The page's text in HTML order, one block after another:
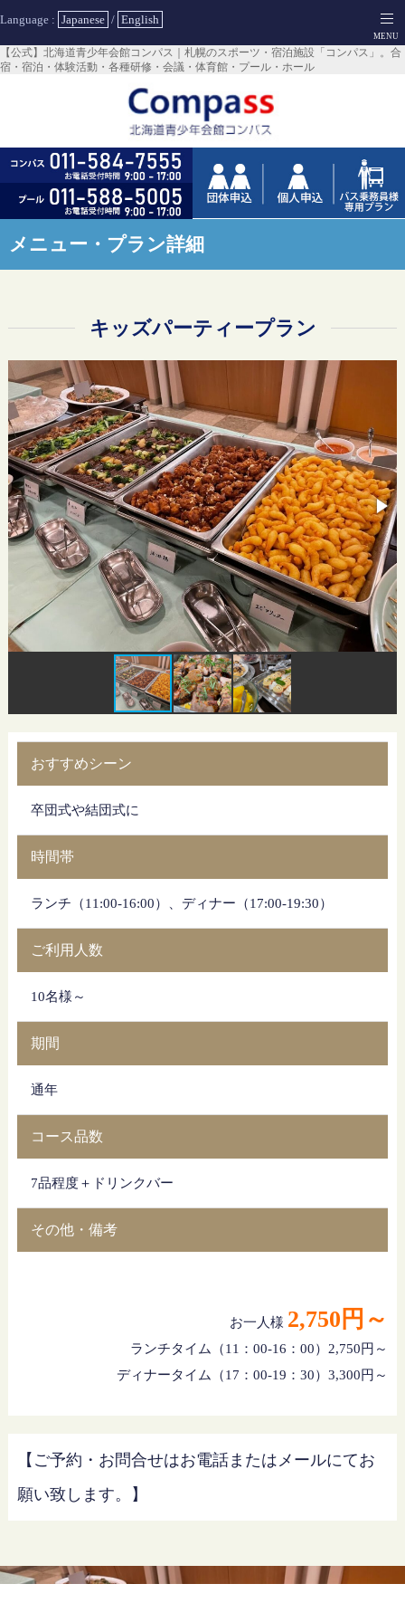
【公式】北海道青少年会館コンパス｜札幌のスポーツ・宿泊施設「コンパス」。合
宿・宿泊・体験活動・各種研修・会議・体育館・プール・ホール
Language : Japanese / English
メニュー・プラン詳細
キッズパーティープラン
おすすめシーン
卒団式や結団式に
時間帯
ランチ（11:00-16:00）、ディナー（17:00-19:30）
ご利用人数
10名様～
期間
通年
コース品数
7品程度＋ドリンクバー
その他・備考
お一人様 2,750円～
ランチタイム（11：00-16：00）2,750円～
ディナータイム（17：00-19：30）3,300円～
【ご予約・お問合せはお電話またはメールにてお
願い致します。】